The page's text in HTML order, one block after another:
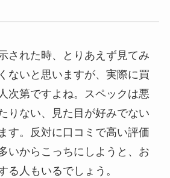
された時、とりあえず見てみ
ないと思いますが、実際に買
次第ですよね。スペックは悪
りない、見た目が好みでない
す。反対に口コミで高い評価
いからこっちにしようと、お
る人もいるでしょう。